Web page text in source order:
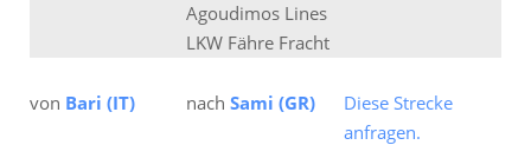
Agoudimos Lines
LKW Fähre Fracht
von Bari (IT) nach Sami (GR)
Diese Strecke
anfragen.